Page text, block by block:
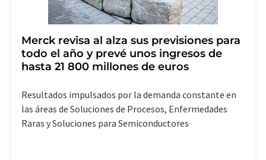
Merck revisa al alza sus previsiones para
todo el año y prevé unos ingresos de
hasta 21 800 millones de euros
Resultados impulsados por la demanda constante en
las áreas de Soluciones de Procesos, Enfermedades
Raras y Soluciones para Semiconductores